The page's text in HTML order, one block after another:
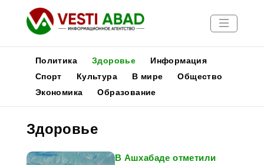
Новости
Медиа
Афиша
Политика Здоровье
Информация
Спорт
Культура В мире
Общество
Экономика
Образование
Здоровье
В Ашхабаде отметили